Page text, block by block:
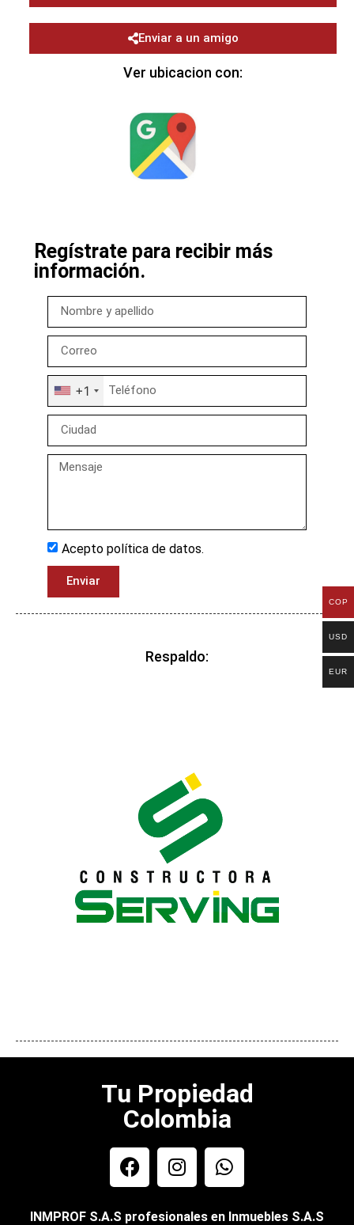
Enviar a un amigo
Ver ubicacion con:
Regístrate para recibir más
información.
+1
Acepto política de datos.
Enviar
Respaldo:
Tu Propiedad
Colombia
INMPROF S.A.S profesionales en Inmuebles S.A.S
COP
USD
EUR